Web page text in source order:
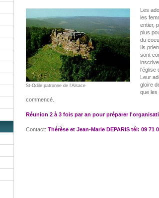
St-Odile patronne de l'Alsace
Les
les
entier,
plus
du
Ils
sont
l'église
Leur
gloire
que les
commencé.
Réunion 2 à 3 fois par an pour préparer
Contact: Thérèse et Jean-Marie DEPARIS tél: 09 71